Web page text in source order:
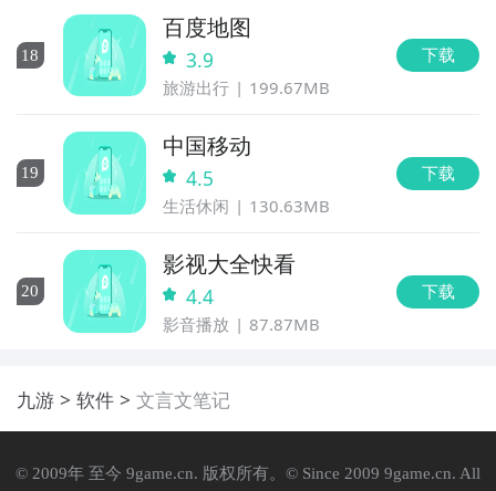
18
百度地图
3.9
旅游出行 199.67MB
下载
19
中国移动
4.5
生活休闲 130.63MB
下载
20
影视大全快看
4.4
影音播放 87.87MB
下载
九游 软件 文言文笔记
© 2009年 至今 9game.cn. 版权所有。© Since 2009 9game.cn. All